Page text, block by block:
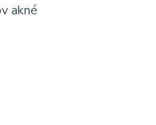
akné